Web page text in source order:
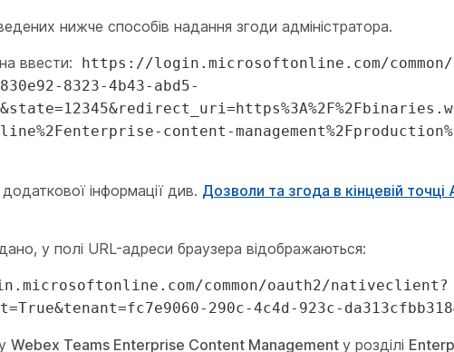
нижче способів надання згоди адміністратора.
ввести:
https://login.microsoftonline.com/common/
8323-4b43-abd5-
content-
інформації див. Дозволи та згода в кінцевій
у полі URL-адреси браузера відображаються:
common/oauth2/nativeclient?
290c-4c4d-923c-
Webex Teams Enterprise Content Management у розділі